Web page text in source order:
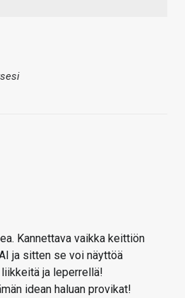
Kannettava vaikka keittiön
ja sitten se voi näyttöä
ja leperrellä!
idean haluan provikat!